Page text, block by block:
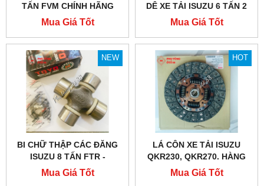
TẤN FVM CHÍNH HÃNG
Mua Giá Tốt
DÊ XE TẢI ISUZU 6 TẤN 2
Mua Giá Tốt
NEW
BI CHỮ THẬP CÁC ĐĂNG
ISUZU 8 TẤN FTR -
1373001021
Mua Giá Tốt
HOT
LÁ CÔN XE TẢI ISUZU
QKR230, QKR270. HÀNG
CHÍNH HÃNG
Mua Giá Tốt